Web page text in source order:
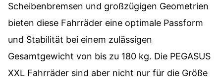
Scheibenbremsen und großzügigen Geometrien
bieten diese Fahrräder eine optimale Passform
und Stabilität bei einem zulässigen
Gesamtgewicht von bis zu 180 kg. Die PEGASUS
XXL Fahrräder sind aber nicht nur für die Größe